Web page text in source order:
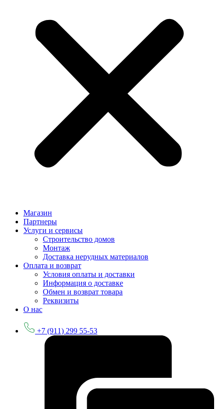
Магазин
Партнеры
Услуги и сервисы
Строительство домов
Монтаж
Доставка нерудных материалов
Оплата и возврат
Условия оплаты и доставки
Информация о доставке
Обмен и возврат товара
Реквизиты
О нас
+7 (911) 299 55-53